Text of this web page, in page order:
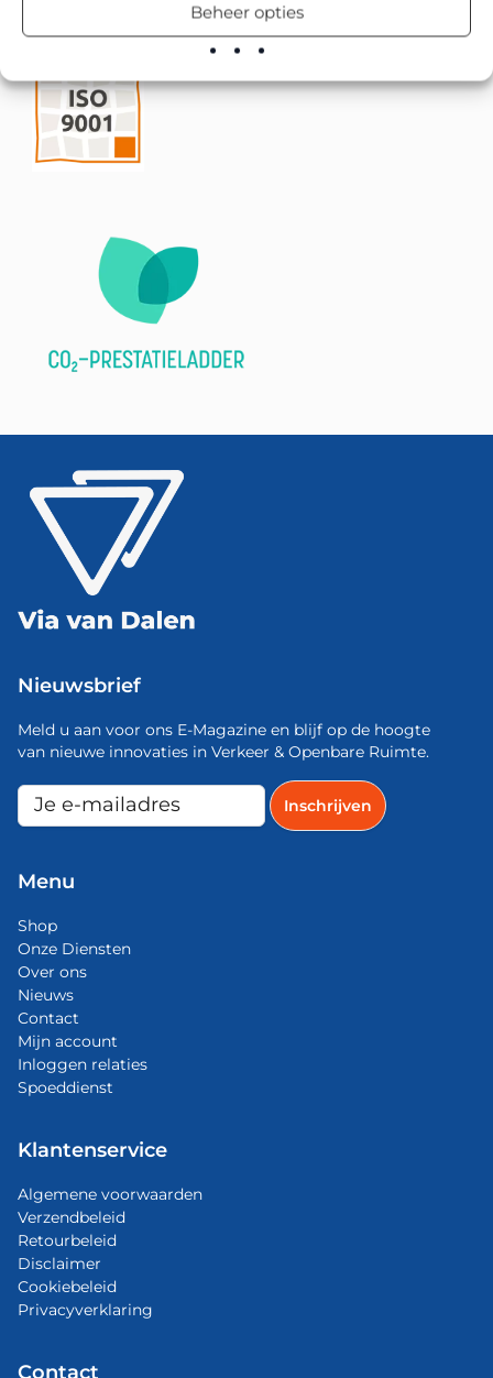
Beheer opties
Nieuwsbrief
Meld u aan voor ons E-Magazine en blijf op de hoogte
van nieuwe innovaties in Verkeer & Openbare Ruimte.
Menu
Shop
Onze Diensten
Over ons
Nieuws
Contact
Mijn account
Inloggen relaties
Spoeddienst
Klantenservice
Algemene voorwaarden
Verzendbeleid
Retourbeleid
Disclaimer
Cookiebeleid
Privacyverklaring
Contact